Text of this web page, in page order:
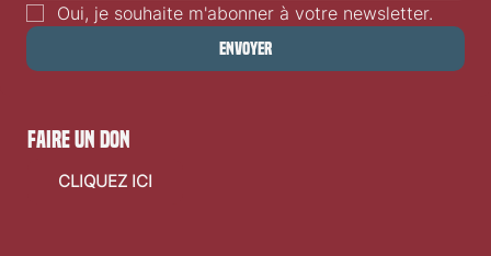
Oui, je souhaite m'abonner à votre newsletter.
Envoyer
faire un don
CLIQUEZ ICI